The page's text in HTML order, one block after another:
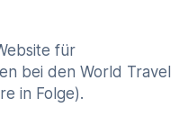
für
bei den World Travel
in Folge).